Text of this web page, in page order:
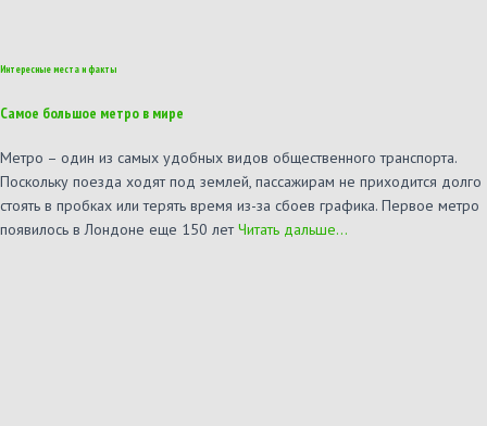
Интересные места и факты
Самое большое метро в мире
Метро – один из самых удобных видов общественного транспорта.
Поскольку поезда ходят под землей, пассажирам не приходится долго
стоять в пробках или терять время из-за сбоев графика. Первое метро
появилось в Лондоне еще 150 летЧитать дальше…